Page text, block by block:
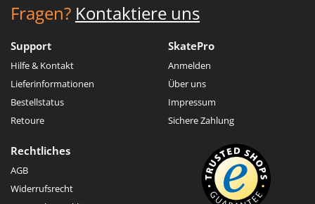
Fragen? Kontaktiere uns
Support
Hilfe & Kontakt
Lieferinformationen
Bestellstatus
Retoure
SkatePro
Anmelden
Über uns
Impressum
Sichere Zahlung
Rechtliches
AGB
Widerrufsrecht